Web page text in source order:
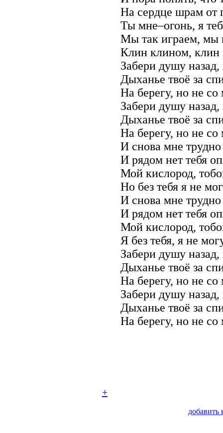
На сердце шрам от
Ты мне–огонь, я
Мы так играем, мы
Клин клином, клин
Забери душу
Дыханье твоё за
На берегу, но не
Забери душу
Дыханье твоё за
На берегу, но не
И снова мне
И рядом нет тебя
Мой кислород,
Но без тебя я не
И снова мне
И рядом нет тебя
Мой кислород,
Я без тебя, я не
Забери душу
Дыханье твоё за
На берегу, но не
Забери душу
Дыханье твоё за
На берегу, но не
+
добавить